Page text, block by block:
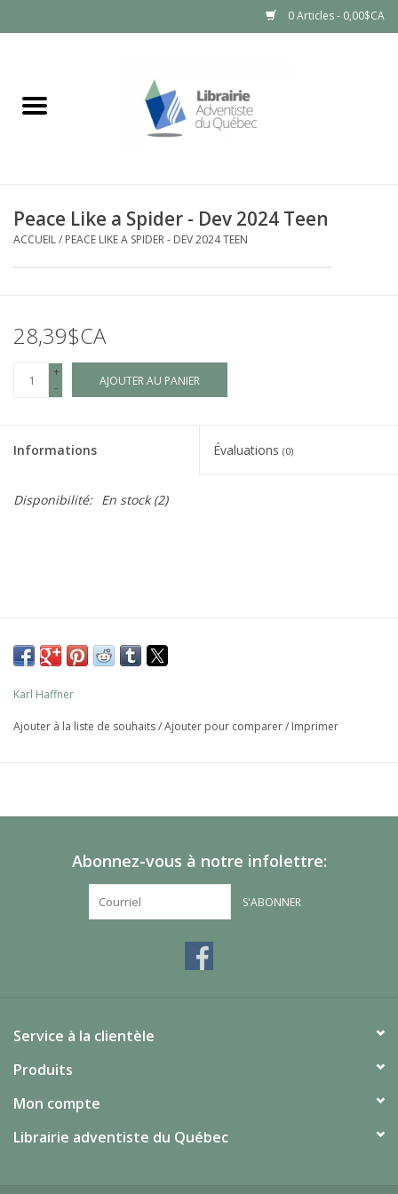
0 Articles - 0,00$CA
Peace Like a Spider - Dev 2024 Teen
ACCUEIL/ PEACE LIKE A SPIDER - DEV 2024 TEEN
28,39$CA
+
-
AJOUTER AU PANIER
Informations Évaluations (0)
Disponibilité: En stock(2)
Karl Haffner
Ajouter à la liste de souhaits/Ajouter pour comparer/ Imprimer
Abonnez-vous à notre infolettre:
S'ABONNER
Service à la clientèle
Produits
Mon compte
Librairie adventiste du Québec